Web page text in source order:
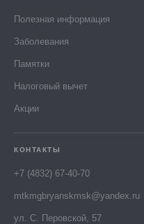
Полезная информация
Заболевания
Памятки
Налоговый вычет
Акции
КОНТАКТЫ
+7 (4832) 67-40-70
mtkmgbryanskmsk@yandex.ru
ул. С. Перовской, 57